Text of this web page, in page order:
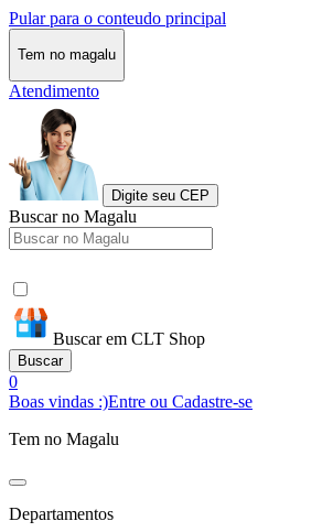
Pular para o conteudo principal
Tem no magalu
Atendimento
Digite seu CEP
Buscar no Magalu
Buscar em CLT Shop
Buscar
0
Boas vindas :)Entre ou Cadastre-se
Tem no Magalu
Departamentos